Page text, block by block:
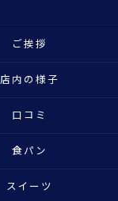
ご挨拶
店内の様子
口コミ
食パン
スイーツ